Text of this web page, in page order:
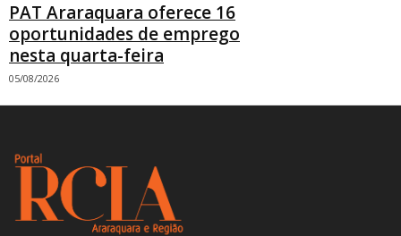
PAT Araraquara oferece 16
oportunidades de emprego
nesta quarta-feira
05/08/2026